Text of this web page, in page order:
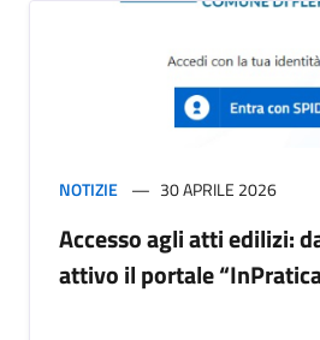
NOTIZIE 30 APRILE 2026
Accesso agli atti edilizi:
attivo il portale